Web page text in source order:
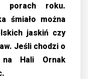
roku.
śmiało można
jaskiń czy
Jeśli chodzi o
Hali Ornak